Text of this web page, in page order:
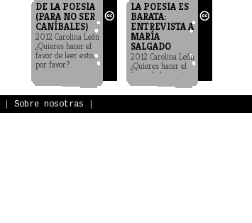
DE LA POESÍA
(PARA NO SER
CANÍBALES)
2012 Carolina León
¿Quieres hacer el
favor de leer esto,
por favor?
LA POESÍA ES
BARATA:
ENTREVISTA A
MARÍA
SALGADO
2012 Carolina León
¿Quieres hacer el
favor de leer esto,
por favor?
Sobre nosotras